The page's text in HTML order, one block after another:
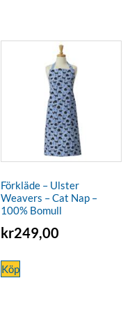
Förkläde – Ulster
Weavers – Cat Nap –
100% Bomull
kr249,00
Köp